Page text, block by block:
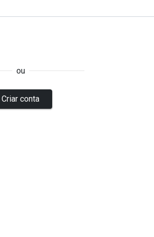
ou
Criar conta